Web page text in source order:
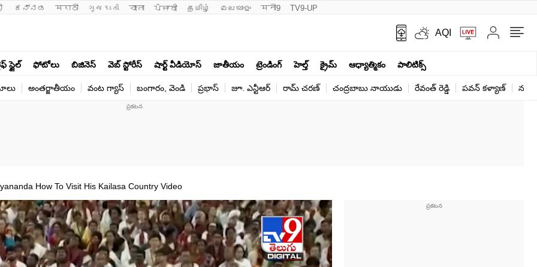
ಕನ್ನಡ मराठी ગુજરાતી বাংলা ਪੰਜਾਬੀ தமிழ் മലയാളം मनी9 TV9-UP
AQI
స్టైల్ ఫోటోలు బిజినెస్ వెబ్ స్టోరీస్ షార్ట్ వీడియోస్ జాతీయం ట్రెండింగ్ హెల్త్‌ క్రైమ్ ఆధ్యాత్మికం పాలిటిక్స్‌
అంతర్జాతీయం వంట గ్యాస్ బంగారం, వెండి ప్రభాస్ జూ. ఎన్టీఆర్ రామ్ చ‌ర‌ణ్‌ చంద్రబాబు నాయుడు రేవంత్ రెడ్డి పవన్ కళ్యాణ్
How To Visit His Kailasa Country Video